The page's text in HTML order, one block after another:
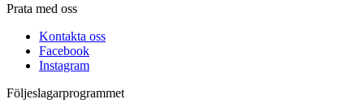
Prata med oss
Kontakta oss
Facebook
Instagram
Följeslagarprogrammet